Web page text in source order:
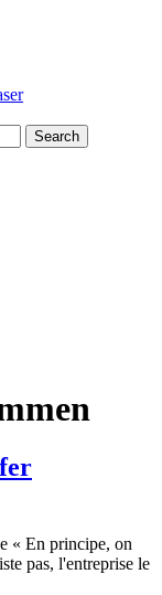
Search
« En principe, on
pas, l'entreprise le